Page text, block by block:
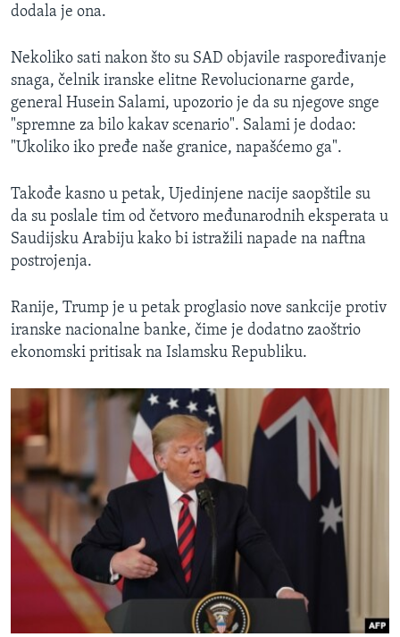
dodala je ona.
Nekoliko sati nakon što su SAD objavile raspoređivanje
snaga, čelnik iranske elitne Revolucionarne garde,
general Husein Salami, upozorio je da su njegove snge
"spremne za bilo kakav scenario". Salami je dodao:
"Ukoliko iko pređe naše granice, napašćemo ga".
Takođe kasno u petak, Ujedinjene nacije saopštile su
da su poslale tim od četvoro međunarodnih eksperata u
Saudijsku Arabiju kako bi istražili napade na naftna
postrojenja.
Ranije, Trump je u petak proglasio nove sankcije protiv
iranske nacionalne banke, čime je dodatno zaoštrio
ekonomski pritisak na Islamsku Republiku.